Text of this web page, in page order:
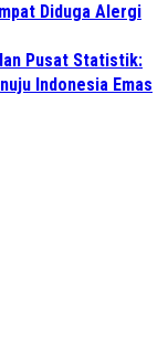
Diduga Alergi
Pusat Statistik:
Indonesia Emas